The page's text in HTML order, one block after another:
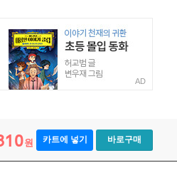
AD
원 카트에 넣기 바로구매